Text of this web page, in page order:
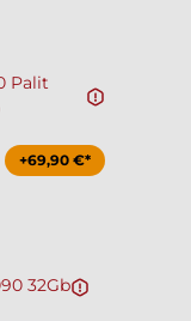
Palit
+69,90 €*
32Gb